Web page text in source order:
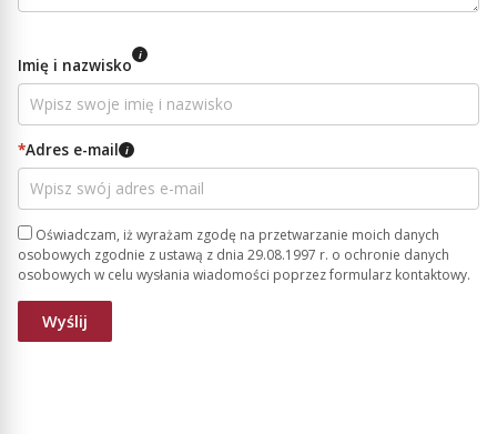
Imię i nazwisko i
*Adres e-mail i
Oświadczam, iż wyrażam zgodę na przetwarzanie moich danych
osobowych zgodnie z ustawą z dnia 29.08.1997 r. o ochronie danych
osobowych w celu wysłania wiadomości poprzez formularz kontaktowy.